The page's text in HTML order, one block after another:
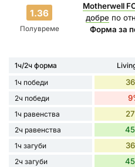
1.36
Полувреме
Motherwell
добрепо
Форма за
1ч/2ч форма
1ч победи
2ч победи
1ч равенства
2ч равенства
1ч загуби
2ч загуби